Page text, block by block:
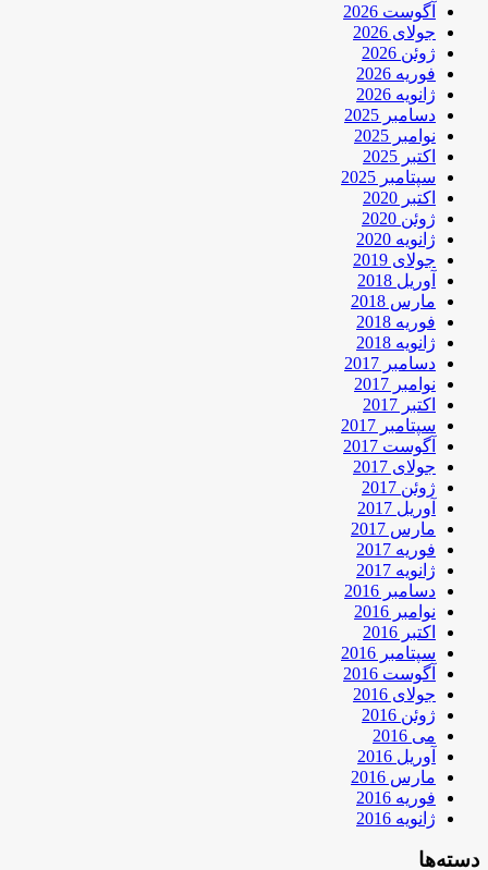
آگوست 2026
جولای 2026
ژوئن 2026
فوریه 2026
ژانویه 2026
دسامبر 2025
نوامبر 2025
اکتبر 2025
سپتامبر 2025
اکتبر 2020
ژوئن 2020
ژانویه 2020
جولای 2019
آوریل 2018
مارس 2018
فوریه 2018
ژانویه 2018
دسامبر 2017
نوامبر 2017
اکتبر 2017
سپتامبر 2017
آگوست 2017
جولای 2017
ژوئن 2017
آوریل 2017
مارس 2017
فوریه 2017
ژانویه 2017
دسامبر 2016
نوامبر 2016
اکتبر 2016
سپتامبر 2016
آگوست 2016
جولای 2016
ژوئن 2016
می 2016
آوریل 2016
مارس 2016
فوریه 2016
ژانویه 2016
دسته‌ها